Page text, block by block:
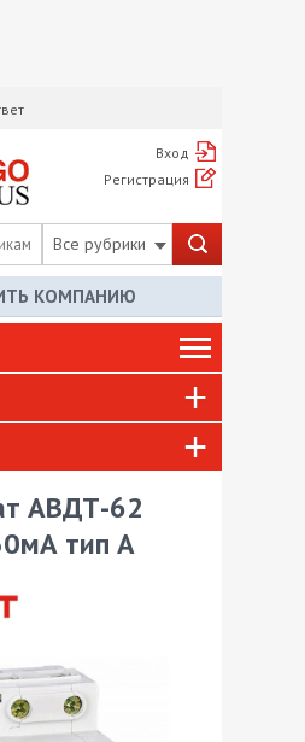
Вход
Регистрация
Все рубрики
КОМПАНИЮ
АВДТ-62
тип А